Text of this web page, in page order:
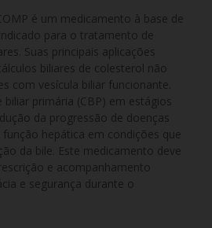
é um medicamento à base de
para o tratamento de
Suas principais aplicações
biliares de colesterol não
com vesícula biliar funcionante.
primária (CBP) em estágios
da progressão de doenças
hepática em condições que
da bile. Este medicamento deve
e acompanhamento
e segurança durante o